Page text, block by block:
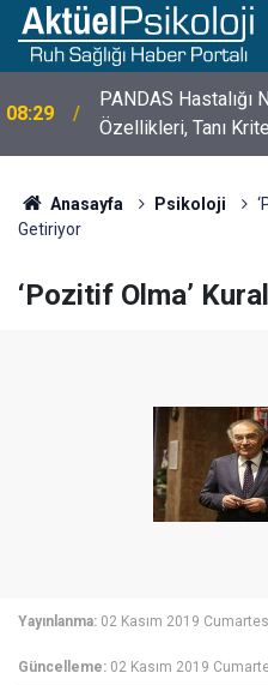
PANDAS
Özellikleri, Tanı
10:30
10 Mayıs
Mayıs Tarihinin
Anasayfa Psikoloji
Getiriyor
‘Pozitif Olma’
Yayınlanma: 02 Kasım 2019
Güncelleme: 02 Kasım 2019